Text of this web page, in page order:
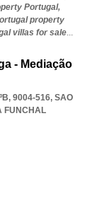
Portugal,
property
villas for sale...
- Mediação
9004-516, SAO
FUNCHAL